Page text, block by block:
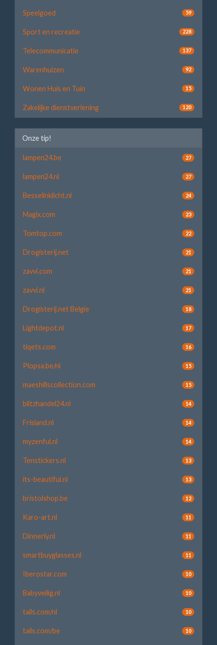
Speelgoed 59
Sport en recreatie 228
Telecommunicatie 137
Warenhuizen 92
Wonen Huis en Tuin 15
Zakelijke dienstverlening 120
Onze tip!
lampen24.be 27
lampen24.nl 27
Besselinklicht.nl 24
Magix.com 23
Tomtop.com 22
Drogisterij.net 21
zavvi.com 21
zavvi.nl 21
Drogisterij.net Belgie 18
Lightdepot.nl 17
tiqets.com 16
Plopsa.be/nl 15
maeshillscollection.com 15
blitzhandel24.nl 14
Frisland.nl 14
myzenful.nl 14
Tenstickers.nl 13
its-beautiful.nl 13
bristolshop.be 12
Karo-art.nl 11
Dinnerly.nl 11
smartbuyglasses.nl 11
Iberostar.com 10
Babyveilig.nl 10
tails.com/nl 10
tails.com/be 10